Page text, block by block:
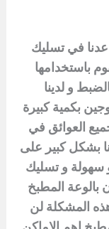
في تسليك
باستخدامها
و لدينا
بكمية كبيرة
العوائق في
بشكل كبير على
سهولة و تسليك
بالوعة المطبخ
المشكلة لن